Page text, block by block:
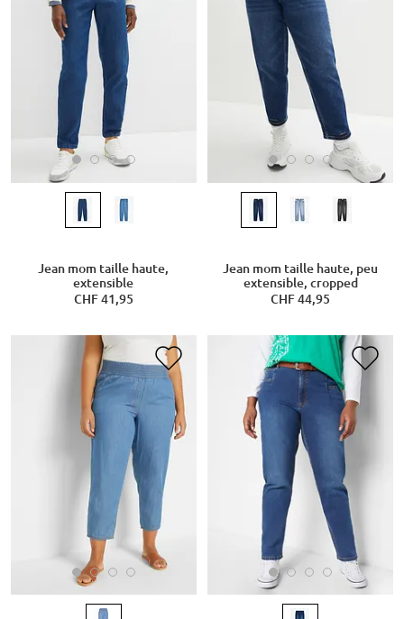
Jean mom taille haute,
extensible
CHF 41,95
Jean mom taille haute, peu
extensible, cropped
CHF 44,95